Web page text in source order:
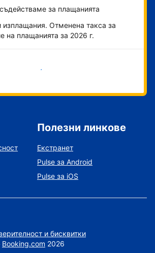
за плащанията
Отменена такса за
на плащанията за 2026 г.
Начало
Полезни линкове
Екстранет
Pulse за Android
Pulse за iOS
и бисквитки
Booking.com 2026